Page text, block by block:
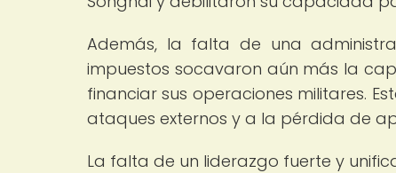
Además, la falta de una
impuestos socavaron aún más la
financiar sus operaciones militares.
ataques externos y a la pérdida de
La falta de un liderazgo fuerte y